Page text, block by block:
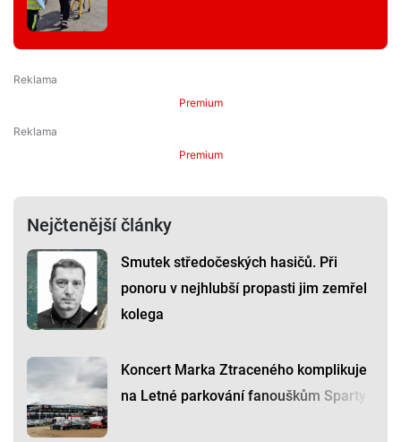
Premium
Premium
Nejčtenější články
Smutek středočeských hasičů. Při
ponoru v nejhlubší propasti jim zemřel
kolega
Koncert Marka Ztraceného komplikuje
na Letné parkování fanouškům Sparty